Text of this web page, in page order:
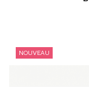
NOUVEAU